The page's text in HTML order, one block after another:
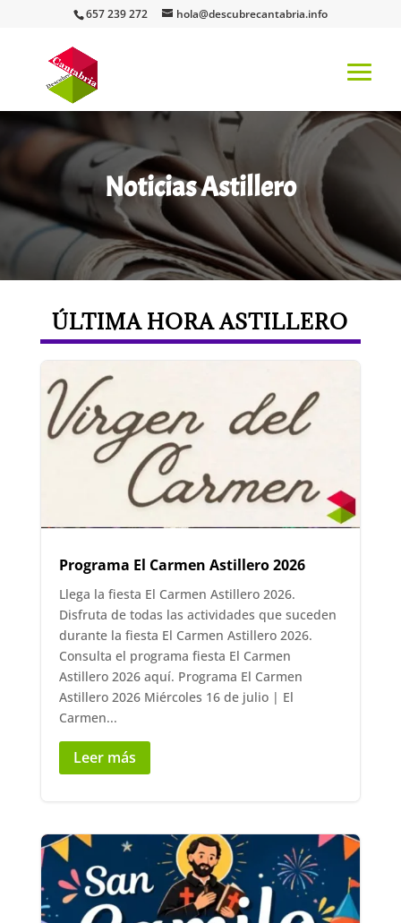
657 239 272 hola@descubrecantabria.info
Noticias Astillero
ÚLTIMA HORA ASTILLERO
Programa El Carmen Astillero 2026
Llega la fiesta El Carmen Astillero 2026.
Disfruta de todas las actividades que suceden
durante la fiesta El Carmen Astillero 2026.
Consulta el programa fiesta El Carmen
Astillero 2026 aquí. Programa El Carmen
Astillero 2026 Miércoles 16 de julio | El
Carmen...
Leer más